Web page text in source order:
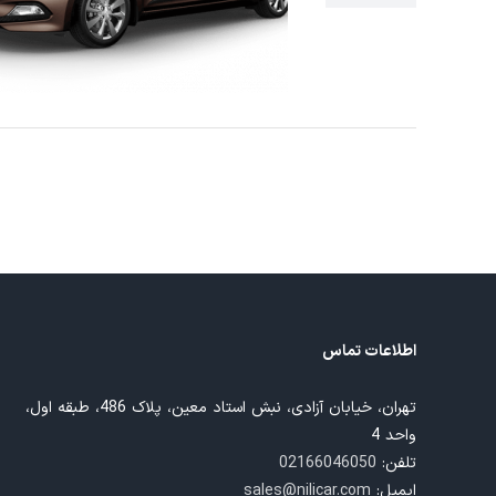
اطلاعات تماس
تهران، خیابان آزادی، نبش استاد معین، پلاک 486، طبقه اول،
واحد 4
تلفن: 02166046050
ایمیل: sales@nilicar.com